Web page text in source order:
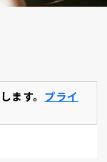
ます。 プライ